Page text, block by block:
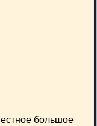
большое